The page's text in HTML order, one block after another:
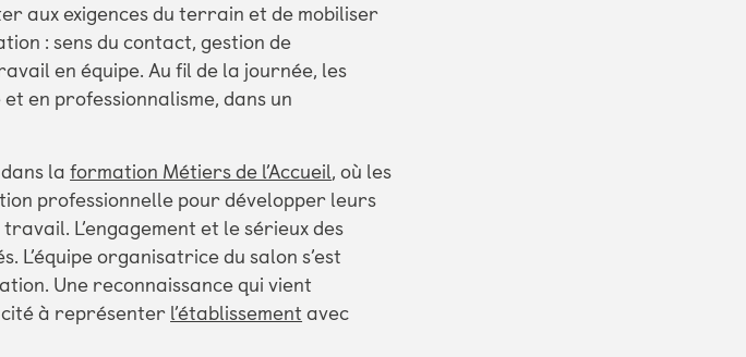
aux exigences du terrain et de mobiliser
: sens du contact, gestion de
en équipe. Au fil de la journée, les
en professionnalisme, dans un
laformation Métiers de l’Accueil, où les
professionnelle pour développer leurs
L’engagement et le sérieux des
organisatrice du salon s’est
Une reconnaissance qui vient
à représenter l’établissement avec